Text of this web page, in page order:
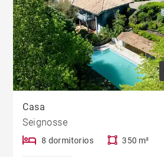
Casa
Seignosse
8 dormitorios 350 m²